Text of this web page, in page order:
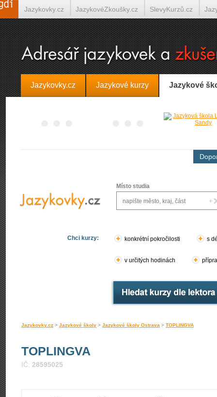
Jazykovky.cz Jazykové kurzy Jazykové
Místo studia
Chci kurzy: konkrétní pokročilosti s
v určitých hodinách
Jazykovky.cz > Jazykové školy > Jazykové školy Ostrava > TOPLINGVA
TOPLINGVA
IČ: 28595025
Jazykovky.cz JazykovéZkoušky.cz SlevyKurzů.cz
Španělština on-line Italština on-line Tlumočení-